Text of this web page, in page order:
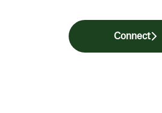
Connect